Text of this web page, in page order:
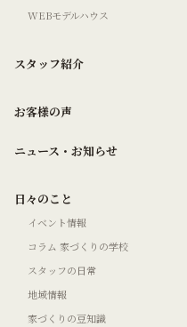
WEBモデルハウス
スタッフ紹介
お客様の声
ニュース・お知らせ
日々のこと
イベント情報
コラム 家づくりの学校
スタッフの日常
地域情報
家づくりの豆知識